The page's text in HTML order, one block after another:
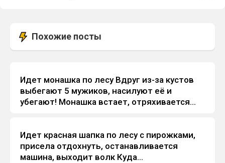
Похожие посты
Анекдоты
Идет монашка по лесу Вдруг из-за кустов
выбегают 5 мужиков, насилуют её и
убегают! Монашка встает, отряхивается...
Анекдоты
Идет красная шапка по лесу с пирожками,
присела отдохнуть, останавливается
машина, выходит волк Куда...